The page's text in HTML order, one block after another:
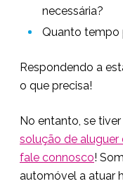
necessária?
Quanto tempo
Respondendo a
o que precisa!
No entanto, se
solução de aluguer
fale connosco!
automóvel a atuar